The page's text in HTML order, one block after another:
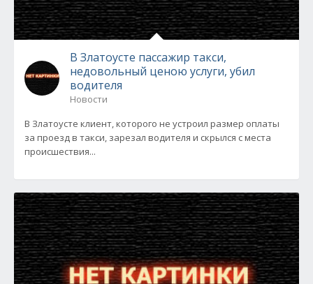
В Златоусте пассажир такси,
недовольный ценою услуги, убил
водителя
Новости
В Златоусте клиент, которого не устроил размер оплаты
за проезд в такси, зарезал водителя и скрылся с места
происшествия...